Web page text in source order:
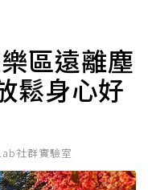
區遠離塵
鬆身心好
社群實驗室